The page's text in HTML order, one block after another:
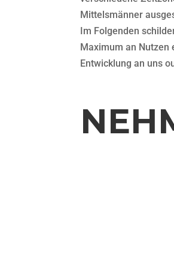
Mittelsmänner
Im Folgenden
Maximum an Nutzen
Entwicklung an uns